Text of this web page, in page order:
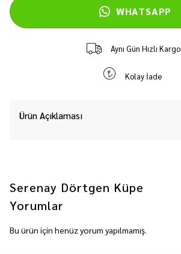
WHATSAPP
Aynı Gün Hızlı Kargo
Kolay İade
Ürün Açıklaması
Serenay Dörtgen Küpe
Yorumlar
Bu ürün için henüz yorum yapılmamış.